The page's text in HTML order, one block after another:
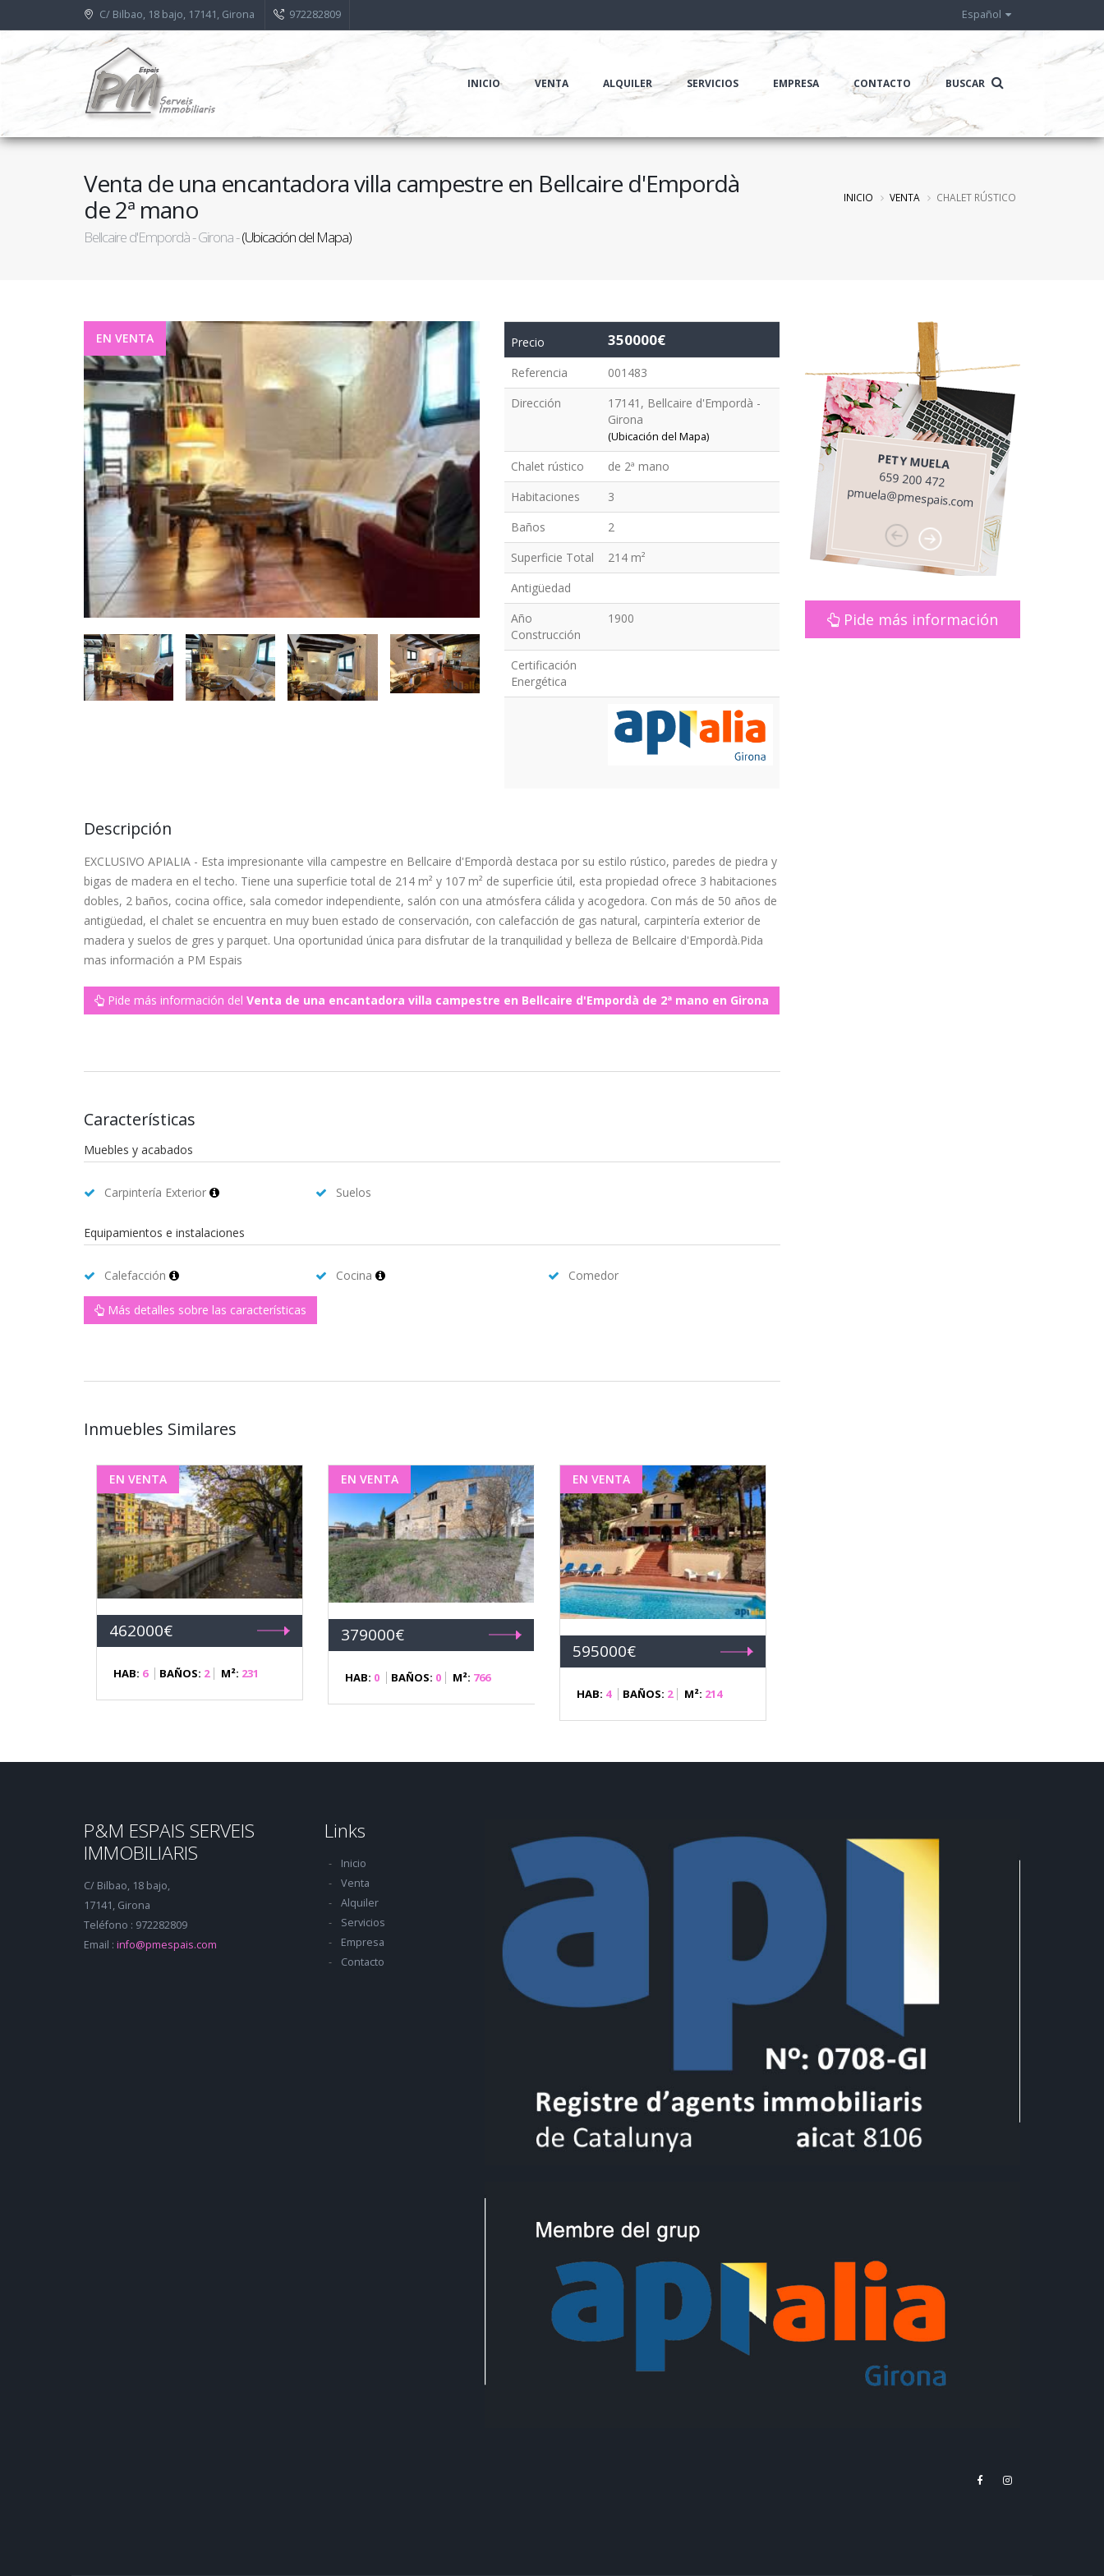
C/ Bilbao, 18 bajo, 17141, Girona 972282809 Español
INICIO VENTA ALQUILER SERVICIOS EMPRESA CONTACTO BUSCAR
Venta de una encantadora villa campestre en Bellcaire d'Empordà
de 2ª mano
Bellcaire d'Empordà - Girona -(Ubicación del Mapa)
INICIO VENTA CHALET RÚSTICO
EN VENTA Precio 350000€
Referencia
001483
Dirección
17141, Bellcaire d'Empordà -
Girona
(Ubicación del Mapa)
Chalet rústico
de 2ª mano
Habitaciones
3
Baños
2
Superficie Total
214 m²
Antigüedad
Año
Construcción
1900
Certificación
Energética
Descripción
EXCLUSIVO APIALIA - Esta impresionante villa campestre en Bellcaire d'Empordà destaca por su estilo rústico, paredes de piedra y
bigas de madera en el techo. Tiene una superficie total de 214 m² y 107 m² de superficie útil, esta propiedad ofrece 3 habitaciones
dobles, 2 baños, cocina office, sala comedor independiente, salón con una atmósfera cálida y acogedora. Con más de 50 años de
antigüedad, el chalet se encuentra en muy buen estado de conservación, con calefacción de gas natural, carpintería exterior de
madera y suelos de gres y parquet. Una oportunidad única para disfrutar de la tranquilidad y belleza de Bellcaire d'Empordà.Pida
mas información a PM Espais
Pide más información del Venta de una encantadora villa campestre en Bellcaire d'Empordà de 2ª mano en Girona
Características
Muebles y acabados
Carpintería Exterior Suelos
Equipamientos e instalaciones
Calefacción Cocina Comedor
Más detalles sobre las características
Inmuebles Similares
EN VENTA
462000€
HAB: 6 BAÑOS: 2 M²: 231
EN VENTA
379000€
HAB: 0 BAÑOS: 0 M²: 766
EN VENTA
595000€
HAB: 4 BAÑOS: 2 M²: 214
PETY MUELA
659 200 472
pmuela@pmespais.com
Pide más información
P&M ESPAIS SERVEIS
IMMOBILIARIS
C/ Bilbao, 18 bajo,
17141, Girona
Teléfono : 972282809
Email : info@pmespais.com
Links
Inicio
Venta
Alquiler
Servicios
Empresa
Contacto